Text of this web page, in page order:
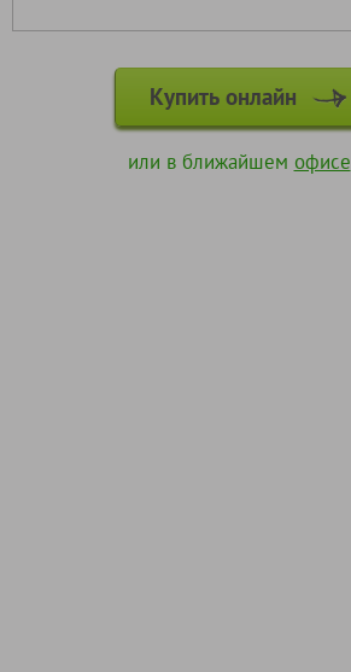
Купить онлайн
или в ближайшем офисе